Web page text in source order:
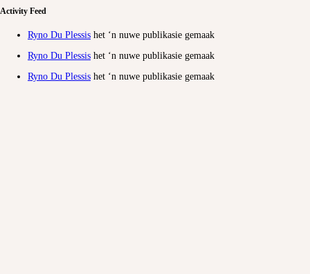
Activity Feed
Ryno Du Plessis het ‘n nuwe publikasie gemaak
Ryno Du Plessis het ‘n nuwe publikasie gemaak
Ryno Du Plessis het ‘n nuwe publikasie gemaak